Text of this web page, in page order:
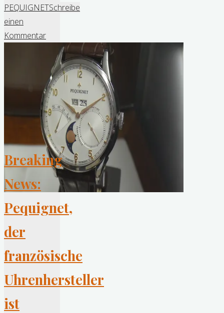
Uhrenmanufaktur
zurück!"
PEQUIGNETSchreibe
einen
Kommentar
Breaking
News:
Pequignet,
der
französische
Uhrenhersteller
ist